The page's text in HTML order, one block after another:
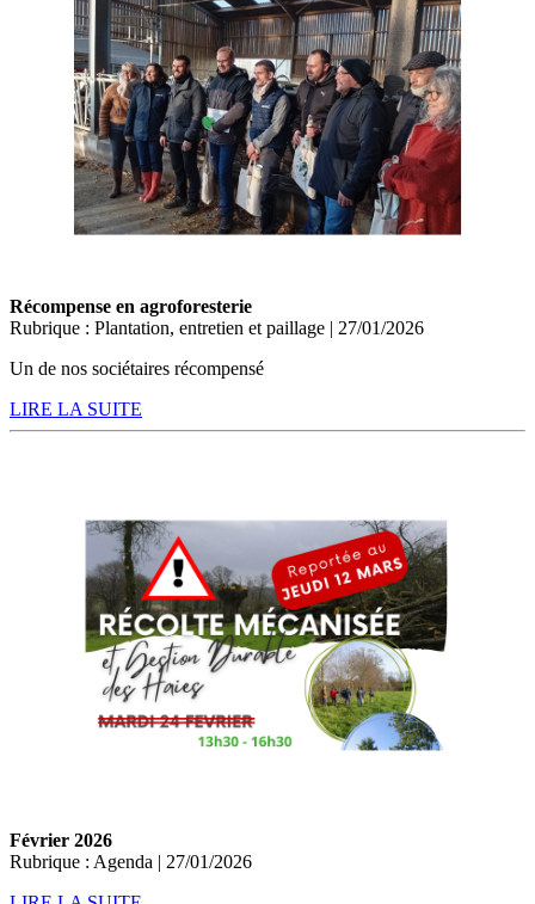
Récompense en agroforesterie
Rubrique : Plantation, entretien et paillage | 27/01/2026
Un de nos sociétaires récompensé
LIRE LA SUITE
Février 2026
Rubrique : Agenda | 27/01/2026